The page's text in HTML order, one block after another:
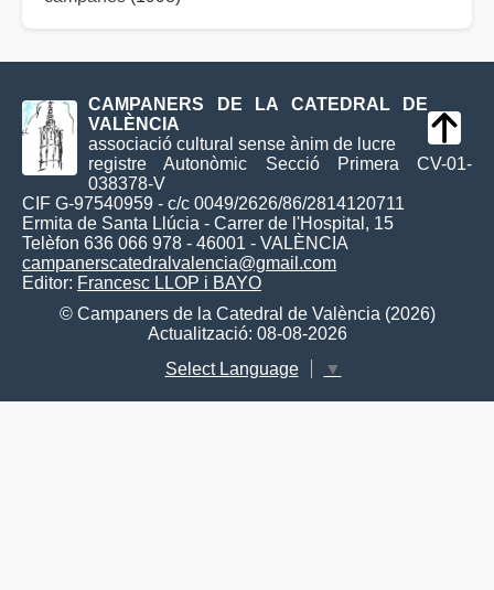
CAMPANERS DE LA CATEDRAL DE
VALÈNCIA
associació cultural sense ànim de lucre
registre Autonòmic Secció Primera CV-01-
038378-V
CIF G-97540959 - c/c 0049/2626/86/2814120711
Ermita de Santa Llúcia - Carrer de l'Hospital, 15
Telèfon 636 066 978 - 46001 - VALÈNCIA
campanerscatedralvalencia@gmail.com
Editor: Francesc LLOP i BAYO
© Campaners de la Catedral de València (2026)
Actualització: 08-08-2026
Select Language
▼